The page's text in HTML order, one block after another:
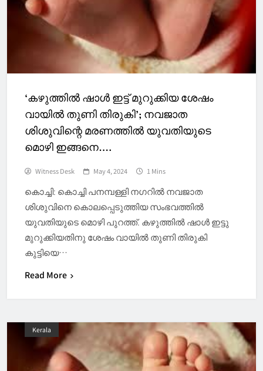
‘കഴുത്തിൽ ഷാൾ ഇട്ട് മുറുക്കിയ ശേഷം
വായിൽ തുണി തിരുകി’; നവജാത
ശിശുവിന്റെ മരണത്തിൽ യുവതിയുടെ
മൊഴി ഇങ്ങനെ….
Witness Desk May 4, 2024 1 Mins
കൊച്ചി: കൊച്ചി പനമ്പള്ളി നഗറിൽ നവജാത
ശിശുവിനെ കൊലപ്പെടുത്തിയ സംഭവത്തിൽ
യുവതിയുടെ മൊഴി പുറത്ത്. കഴുത്തിൽ ഷാൾ ഇട്ടു
മുറുക്കിയതിനു ശേഷം വായിൽ തുണി തിരുകി
കുട്ടിയെ…
Read More
Kerala